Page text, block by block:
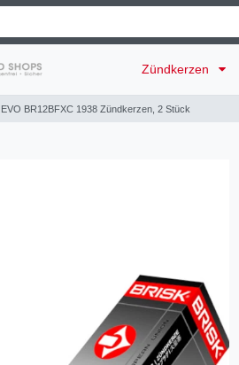
Zündkerzen
BR12BFXC 1938 Zündkerzen, 2 Stück